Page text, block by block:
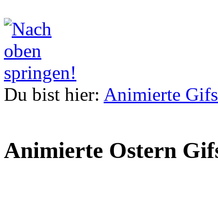
Du bist hier: Animierte Gifs
Animierte Ostern